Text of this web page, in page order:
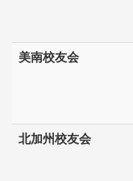
美南校友会
北加州校友会